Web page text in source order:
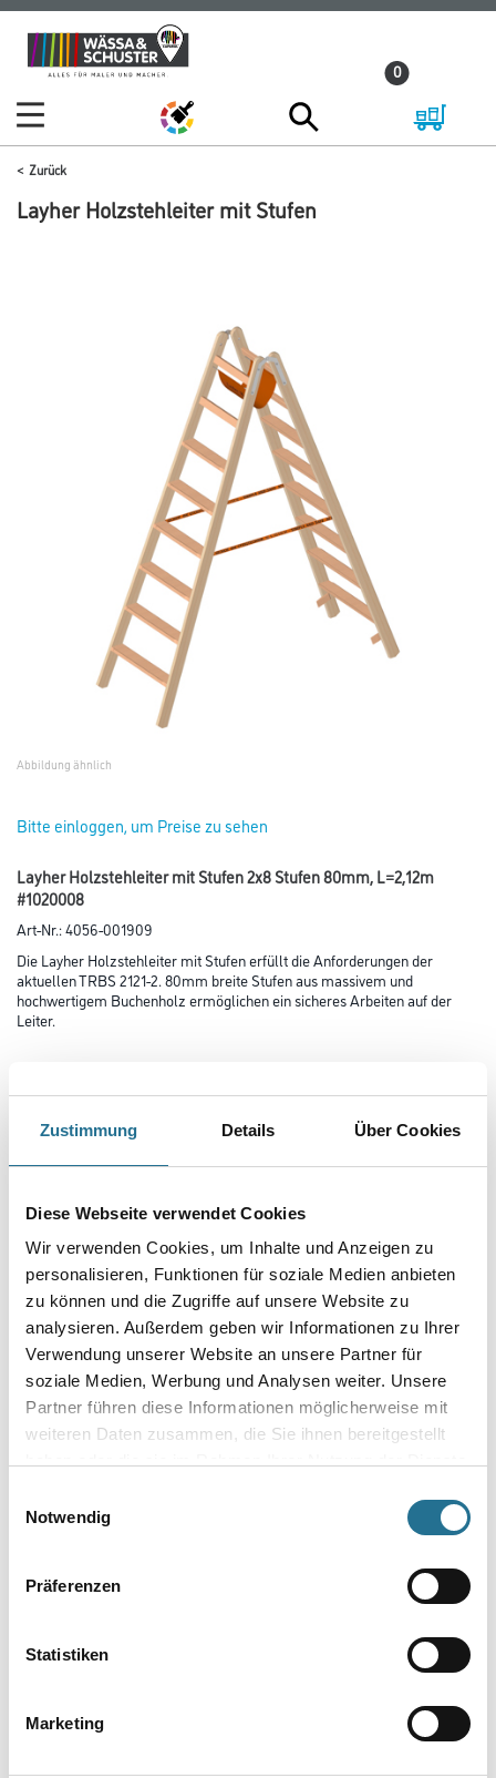
Zustimmung Details Über Cookies
Diese Webseite verwendet Cookies
Wir verwenden Cookies, um Inhalte und Anzeigen zu
personalisieren, Funktionen für soziale Medien anbieten
zu können und die Zugriffe auf unsere Website zu
analysieren. Außerdem geben wir Informationen zu Ihrer
Verwendung unserer Website an unsere Partner für
soziale Medien, Werbung und Analysen weiter. Unsere
Partner führen diese Informationen möglicherweise mit
weiteren Daten zusammen, die Sie ihnen bereitgestellt
Notwendig
Präferenzen
Statistiken
Marketing
Zum
Inhalt
Zum
Navigationsmenü
0
Zurück
Layher Holzstehleiter mit Stufen
Abbildung ähnlich
Bitte einloggen, um Preise zu sehen
Layher Holzstehleiter mit Stufen 2x8 Stufen 80mm, L=2,12m
#1020008
Art-Nr.:4056-001909
Die Layher Holzstehleiter mit Stufen erfüllt die Anforderungen der
aktuellen TRBS 2121-2. 80mm breite Stufen aus massivem und
hochwertigem Buchenholz ermöglichen ein sicheres Arbeiten auf der
Leiter.
Höhe in millimeter
Anzahl Sprossen